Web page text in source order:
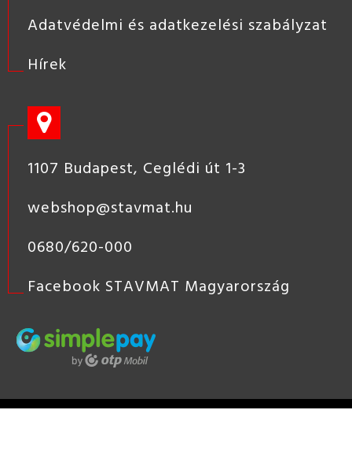
Adatvédelmi és adatkezelési szabályzat
Hírek
1107 Budapest, Ceglédi út 1-3
webshop@stavmat.hu
0680/620-000
Facebook STAVMAT Magyarország